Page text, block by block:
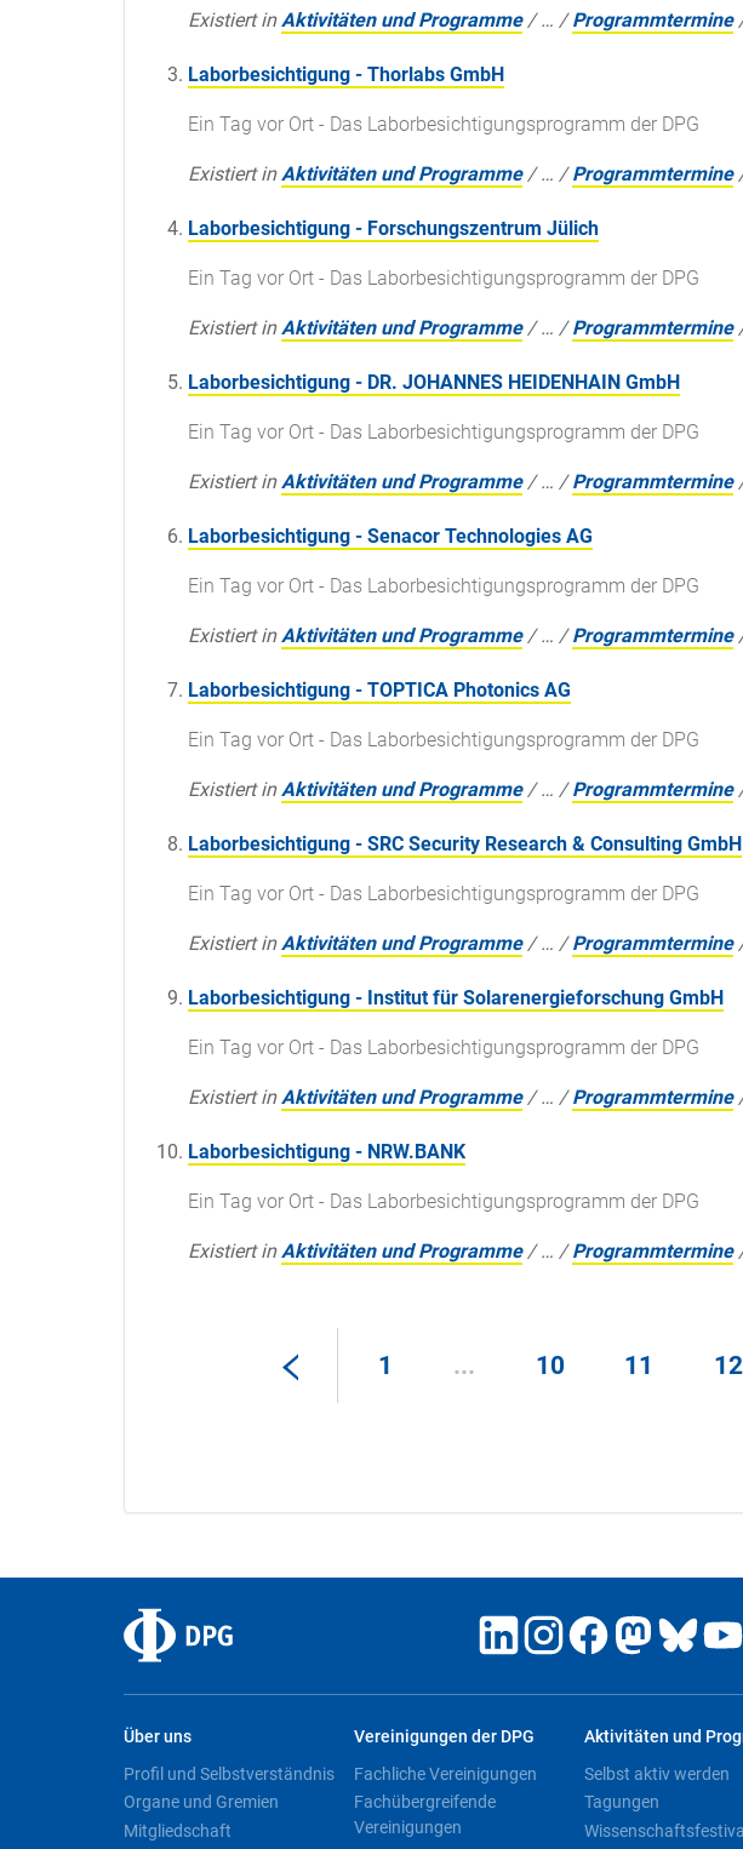
Existiert in Aktivitäten und Programme /… /Programmtermine
Laborbesichtigung - Thorlabs GmbH
Ein Tag vor Ort - Das Laborbesichtigungsprogramm der DPG
Existiert in Aktivitäten und Programme /… /Programmtermine
Laborbesichtigung - Forschungszentrum Jülich
Ein Tag vor Ort - Das Laborbesichtigungsprogramm der DPG
Existiert in Aktivitäten und Programme /… /Programmtermine
Laborbesichtigung - DR. JOHANNES HEIDENHAIN GmbH
Ein Tag vor Ort - Das Laborbesichtigungsprogramm der DPG
Existiert in Aktivitäten und Programme /… /Programmtermine
Laborbesichtigung - Senacor Technologies AG
Ein Tag vor Ort - Das Laborbesichtigungsprogramm der DPG
Existiert in Aktivitäten und Programme /… /Programmtermine
Laborbesichtigung - TOPTICA Photonics AG
Ein Tag vor Ort - Das Laborbesichtigungsprogramm der DPG
Existiert in Aktivitäten und Programme /… /Programmtermine
Laborbesichtigung - SRC Security Research & Consulting GmbH
Ein Tag vor Ort - Das Laborbesichtigungsprogramm der DPG
Existiert in Aktivitäten und Programme /… /Programmtermine
Laborbesichtigung - Institut für Solarenergieforschung GmbH
Ein Tag vor Ort - Das Laborbesichtigungsprogramm der DPG
Existiert in Aktivitäten und Programme /… /Programmtermine
Laborbesichtigung - NRW.BANK
Ein Tag vor Ort - Das Laborbesichtigungsprogramm der DPG
Existiert in Aktivitäten und Programme /… /Programmtermine
1 ... 10 11 12
Über uns
Profil und Selbstverständnis
Organe und Gremien
Mitgliedschaft
Vereinigungen der DPG
Fachliche Vereinigungen
Fachübergreifende
Vereinigungen
Aktivitäten und
Selbst aktiv werden
Tagungen